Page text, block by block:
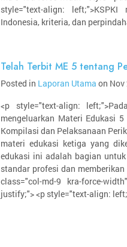
style="text-align:
Indonesia, kriteria, dan
Telah Terbit ME 5 tentang
Posted in Laporan Utama on Nov
<p style="text-align:
mengeluarkan Materi Edukasi
Kompilasi dan Pelaksanaan
materi edukasi ketiga yang
edukasi ini adalah bagian
standar profesi dan
class="col-md-9 kra-force-
justify;"> <p style="text-align: